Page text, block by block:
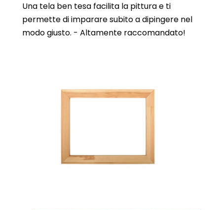
Una tela ben tesa facilita la pittura e ti
permette di imparare subito a dipingere nel
modo giusto. - Altamente raccomandato!